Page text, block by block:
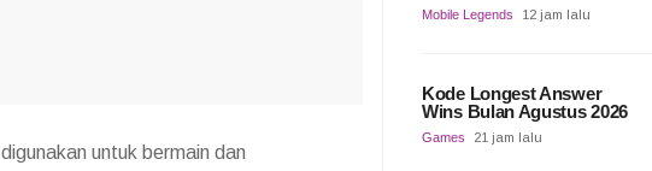
untuk bermain dan
Mobile Legends 12 jam lalu
Kode Longest Answer
Wins Bulan Agustus 2026
Games 21 jam lalu